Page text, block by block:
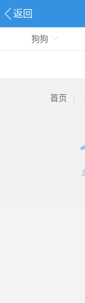
返回
狗狗
首页